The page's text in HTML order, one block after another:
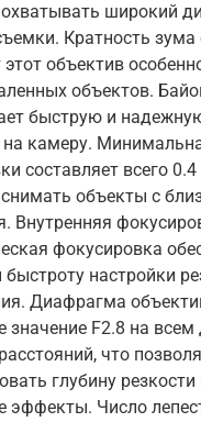
широкий
Кратность зума
этот объектив
объектов. Байонет Sony E
быструю и
на камеру.
составляет всего
объекты с
и
фокусировка
быстроту настройки
Диафрагма
значение F2.8 на
что
глубину
Число лепестков